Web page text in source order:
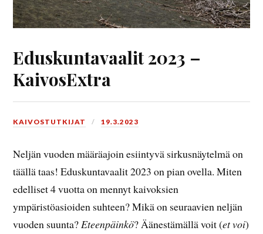
Eduskuntavaalit 2023 –
KaivosExtra
KAIVOSTUTKIJAT 19.3.2023
Neljän vuoden määräajoin esiintyvä sirkusnäytelmä on
täällä taas! Eduskuntavaalit 2023 on pian ovella. Miten
edelliset 4 vuotta on mennyt kaivoksien
ympäristöasioiden suhteen? Mikä on seuraavien neljän
vuoden suunta?Eteenpäinkö? Äänestämällä voit (et voi)